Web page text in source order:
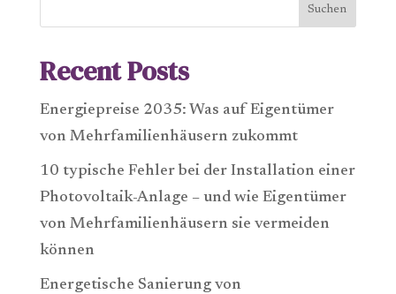
Suchen
Recent Posts
Energiepreise 2035: Was auf Eigentümer
von Mehrfamilienhäusern zukommt
10 typische Fehler bei der Installation einer
Photovoltaik-Anlage – und wie Eigentümer
von Mehrfamilienhäusern sie vermeiden
können
Energetische Sanierung von